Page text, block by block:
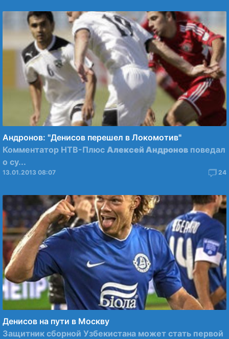
Андронов: "Денисов перешел в Локомотив"
Комментатор НТВ-Плюс Алексей Андронов поведал
о су...
13.01.2013 08:07 24
Денисов на пути в Москву
Защитник сборной Узбекистана может стать первой